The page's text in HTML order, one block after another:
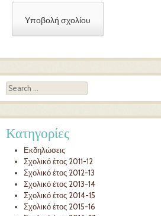
Search
Κατηγορίες
Εκδηλώσεις
Σχολικό έτος 2011-12
Σχολικό έτος 2012-13
Σχολικό έτος 2013-14
Σχολικό έτος 2014-15
Σχολικό έτος 2015-16